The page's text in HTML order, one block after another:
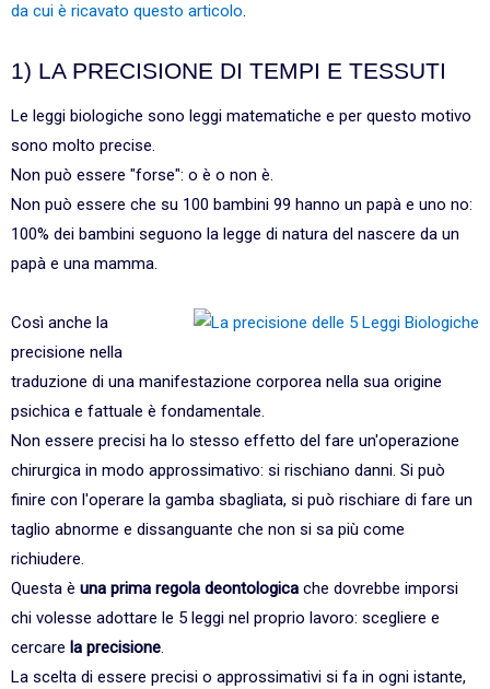
da cui è ricavato questo articolo.
1) LA PRECISIONE DI TEMPI E TESSUTI
Le leggi biologiche sono leggi matematiche e per questo motivo
sono molto precise.
Non può essere "forse": o è o non è.
Non può essere che su 100 bambini 99 hanno un papà e uno no:
100% dei bambini seguono la legge di natura del nascere da un
papà e una mamma.
Così anche la
precisione nella
traduzione di una manifestazione corporea nella sua origine
psichica e fattuale è fondamentale.
Non essere precisi ha lo stesso effetto del fare un'operazione
chirurgica in modo approssimativo: si rischiano danni. Si può
finire con l'operare la gamba sbagliata, si può rischiare di fare un
taglio abnorme e dissanguante che non si sa più come
richiudere.
Questa è una prima regola deontologica che dovrebbe imporsi
chi volesse adottare le 5 leggi nel proprio lavoro: scegliere e
cercare la precisione.
La scelta di essere precisi o approssimativi si fa in ogni istante,